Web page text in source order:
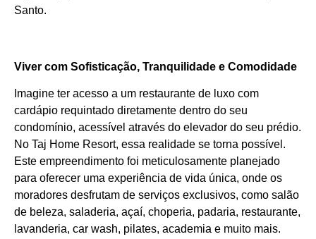
Santo.
Viver com Sofisticação, Tranquilidade e Comodidade
Imagine ter acesso a um restaurante de luxo com
cardápio requintado diretamente dentro do seu
condomínio, acessível através do elevador do seu prédio.
No Taj Home Resort, essa realidade se torna possível.
Este empreendimento foi meticulosamente planejado
para oferecer uma experiência de vida única, onde os
moradores desfrutam de serviços exclusivos, como salão
de beleza, saladeria, açaí, choperia, padaria, restaurante,
lavanderia, car wash, pilates, academia e muito mais.